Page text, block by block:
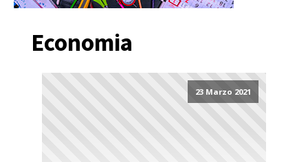
Economia
23 Marzo 2021